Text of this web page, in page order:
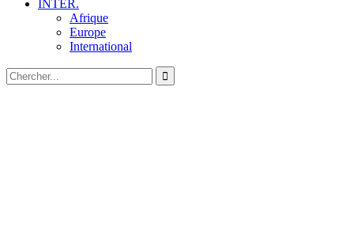
INTER.
Afrique
Europe
International